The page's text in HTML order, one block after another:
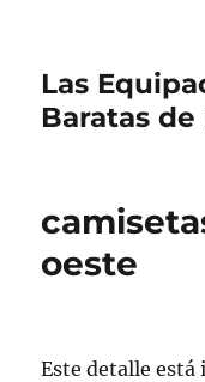
Las
Baratas
oeste
Este detalle está